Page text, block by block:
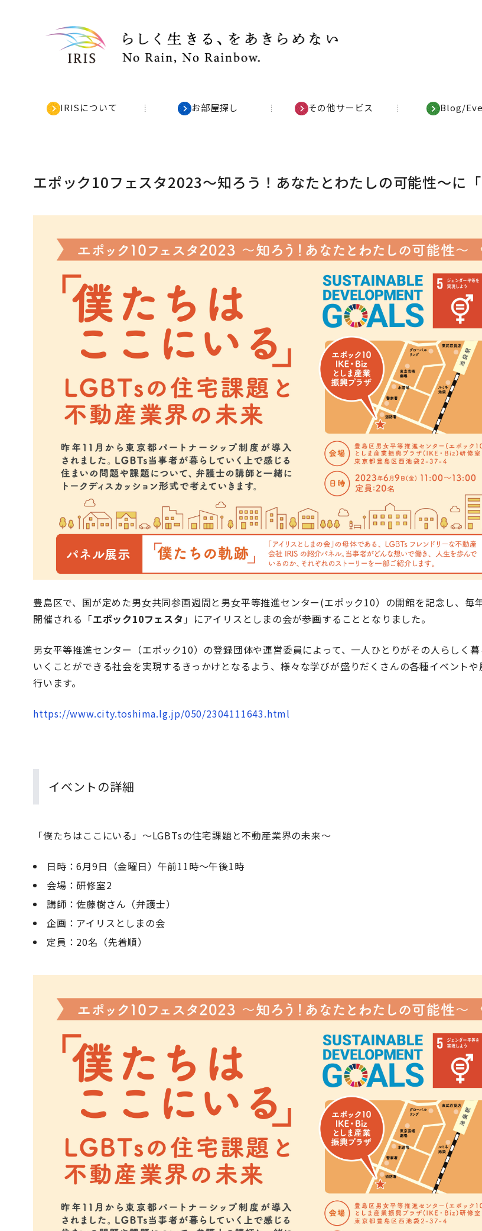
IRISについて お部屋探し その他サービス Blog/
エポック10フェスタ2023～知ろう！あなたとわたしの可能性～に
豊島区で、国が定めた男女共同参画週間と男女平等推進センター(エポック10）の開館を記念し、毎
開催される「エポック10フェスタ」にアイリスとしまの会が参画することとなりました。
男女平等推進センター（エポック10）の登録団体や運営委員によって、一人ひとりがその人らしく暮
いくことができる社会を実現するきっかけとなるよう、様々な学びが盛りだくさんの各種イベントや
行います。
https://www.city.toshima.lg.jp/050/2304111643.html
イベントの詳細
「僕たちはここにいる」～LGBTsの住宅課題と不動産業界の未来～
日時：6月9日（金曜日）午前11時～午後1時
会場：研修室2
講師：佐藤樹さん（弁護士）
企画：アイリスとしまの会
定員：20名（先着順）